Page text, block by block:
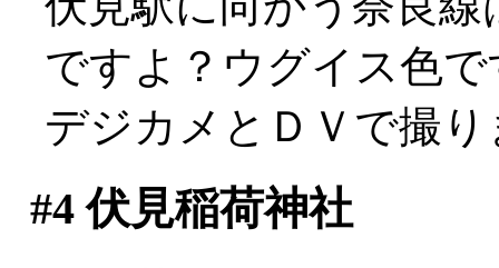
ですよ？ウグイス色
デジカメとＤＶで撮
#4伏見稲荷神社